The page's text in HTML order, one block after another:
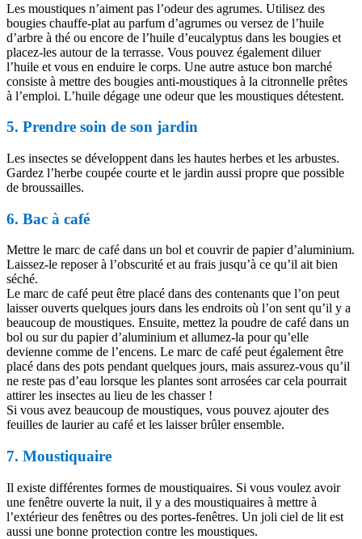
Les moustiques n’aiment pas l’odeur des agrumes. Utilisez des
bougies chauffe-plat au parfum d’agrumes ou versez de l’huile
d’arbre à thé ou encore de l’huile d’eucalyptus dans les bougies et
placez-les autour de la terrasse. Vous pouvez également diluer
l’huile et vous en enduire le corps. Une autre astuce bon marché
consiste à mettre des bougies anti-moustiques à la citronnelle prêtes
à l’emploi. L’huile dégage une odeur que les moustiques détestent.
5. Prendre soin de son jardin
Les insectes se développent dans les hautes herbes et les arbustes.
Gardez l’herbe coupée courte et le jardin aussi propre que possible
de broussailles.
6. Bac à café
Mettre le marc de café dans un bol et couvrir de papier d’aluminium.
Laissez-le reposer à l’obscurité et au frais jusqu’à ce qu’il ait bien
séché.
Le marc de café peut être placé dans des contenants que l’on peut
laisser ouverts quelques jours dans les endroits où l’on sent qu’il y a
beaucoup de moustiques. Ensuite, mettez la poudre de café dans un
bol ou sur du papier d’aluminium et allumez-la pour qu’elle
devienne comme de l’encens. Le marc de café peut également être
placé dans des pots pendant quelques jours, mais assurez-vous qu’il
ne reste pas d’eau lorsque les plantes sont arrosées car cela pourrait
attirer les insectes au lieu de les chasser !
Si vous avez beaucoup de moustiques, vous pouvez ajouter des
feuilles de laurier au café et les laisser brûler ensemble.
7. Moustiquaire
Il existe différentes formes de moustiquaires. Si vous voulez avoir
une fenêtre ouverte la nuit, il y a des moustiquaires à mettre à
l’extérieur des fenêtres ou des portes-fenêtres. Un joli ciel de lit est
aussi une bonne protection contre les moustiques.